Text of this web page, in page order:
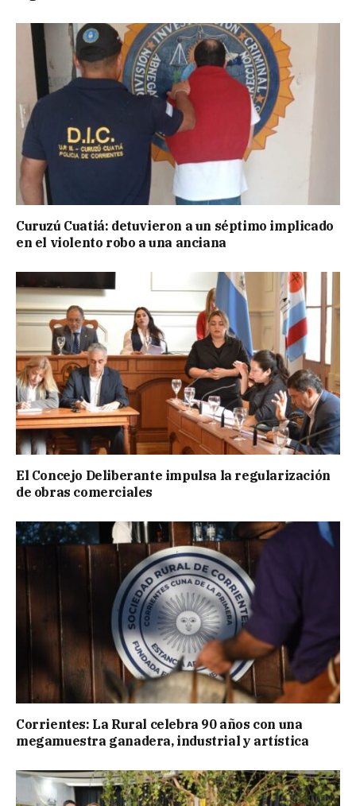
Curuzú Cuatiá: detuvieron a un séptimo implicado
en el violento robo a una anciana
El Concejo Deliberante impulsa la regularización
de obras comerciales
Corrientes: La Rural celebra 90 años con una
megamuestra ganadera, industrial y artística